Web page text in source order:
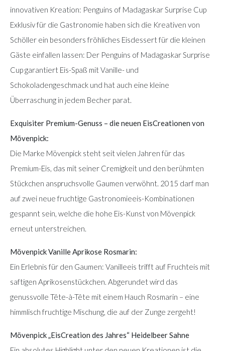
innovativen Kreation: Penguins of Madagaskar Surprise Cup
Exklusiv für die Gastronomie haben sich die Kreativen von
Schöller ein besonders fröhliches Eisdessert für die kleinen
Gäste einfallen lassen: Der Penguins of Madagaskar Surprise
Cup garantiert Eis-Spaß mit Vanille- und
Schokoladengeschmack und hat auch eine kleine
Überraschung in jedem Becher parat.
Exquisiter Premium-Genuss – die neuen EisCreationen von
Mövenpick:
Die Marke Mövenpick steht seit vielen Jahren für das
Premium-Eis, das mit seiner Cremigkeit und den berühmten
Stückchen anspruchsvolle Gaumen verwöhnt. 2015 darf man
auf zwei neue fruchtige Gastronomieeis-Kombinationen
gespannt sein, welche die hohe Eis-Kunst von Mövenpick
erneut unterstreichen.
Mövenpick Vanille Aprikose Rosmarin:
Ein Erlebnis für den Gaumen: Vanilleeis trifft auf Fruchteis mit
saftigen Aprikosenstückchen. Abgerundet wird das
genussvolle Tête-à-Tête mit einem Hauch Rosmarin – eine
himmlisch fruchtige Mischung, die auf der Zunge zergeht!
Mövenpick „EisCreation des Jahres“ Heidelbeer Sahne